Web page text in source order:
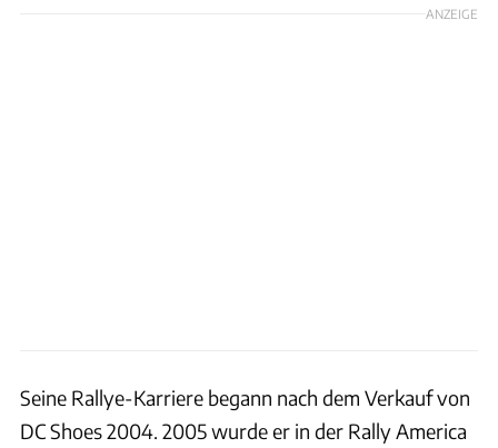
ANZEIGE
Seine Rallye-Karriere begann nach dem Verkauf von
DC Shoes 2004. 2005 wurde er in der Rally America